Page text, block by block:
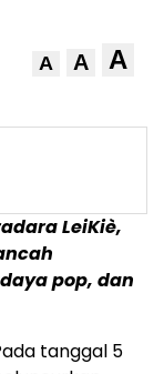
A A A
LeiKiè,
pop, dan
tanggal 5